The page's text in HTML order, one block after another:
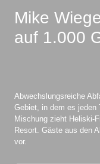
Mike
auf 1.000
Abwechslungsreiche
Gebiet, in dem es jeden
Mischung zieht Heliski-
Resort. Gäste aus den
vor.